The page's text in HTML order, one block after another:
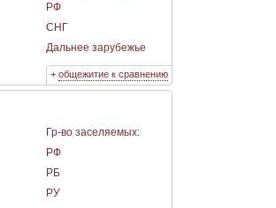
РФ
СНГ
Дальнее зарубежье
+ общежитие к сравнению
Гр-во заселяемых:
РФ
РБ
РУ